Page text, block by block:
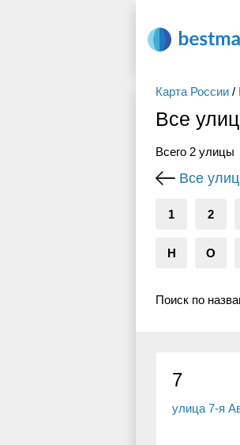
Карта России /
Все
Всего 2 улицы
Все
1 2
Н О
Поиск по
7
улица 7-я